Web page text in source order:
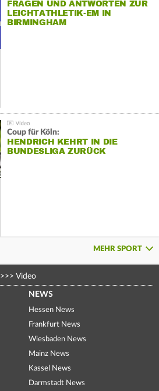
FRAGEN UND ANTWORTEN ZUR
LEICHTATHLETIK-EM IN
BIRMINGHAM
Coup für Köln:
HENDRICH KEHRT IN DIE
BUNDESLIGA ZURÜCK
MEHR SPORT
>>> Video
NEWS
Hessen News
Frankfurt News
Wiesbaden News
Mainz News
Kassel News
Darmstadt News